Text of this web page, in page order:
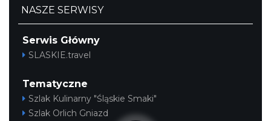
NASZE SERWISY
Serwis Główny
SLASKIE.travel
Tematyczne
Szlak Kulinarny "Śląskie Smaki"
Szlak Orlich Gniazd